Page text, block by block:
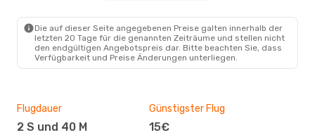
Die auf dieser Seite angegebenen Preise galten innerhalb der
letzten 20 Tage für die genannten Zeiträume und stellen nicht
den endgültigen Angebotspreis dar. Bitte beachten Sie, dass
Verfügbarkeit und Preise Änderungen unterliegen.
Flugdauer
2 S und 40 M
Günstigster Flug
15€